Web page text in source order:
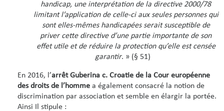
handicap, une interprétation de la directive 2000/78
limitant l’application de celle-ci aux seules personnes qui
sont elles-mêmes handicapées serait susceptible de
priver cette directive d’une partie importante de son
effet utile et de réduire la protection qu’elle est censée
garantir. » (§ 51)
En 2016, l’arrêt Guberina c. Croatie de la Cour européenne
des droits de l’homme a également consacré la notion de
discrimination par association et semble en élargir la portée.
Ainsi Il stipule :